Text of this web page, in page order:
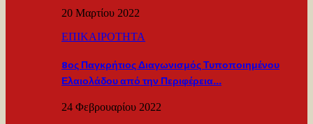
20 Μαρτίου 2022
ΕΠΙΚΑΙΡΟΤΗΤΑ
8ος Παγκρήτιος Διαγωνισμός Τυποποιημένου
Ελαιολάδου από την Περιφέρεια…
24 Φεβρουαρίου 2022